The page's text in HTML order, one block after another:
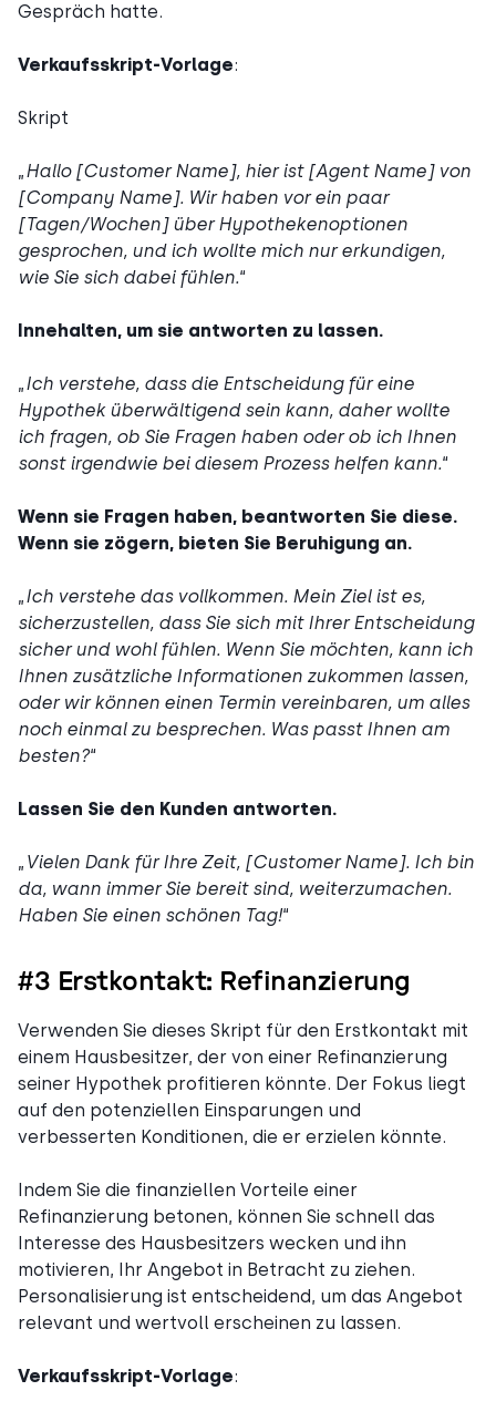
Gespräch hatte.
Verkaufsskript-Vorlage:
Skript
„Hallo [Customer Name], hier ist [Agent Name] von
[Company Name]. Wir haben vor ein paar
[Tagen/Wochen] über Hypothekenoptionen
gesprochen, und ich wollte mich nur erkundigen,
wie Sie sich dabei fühlen.“
Innehalten, um sie antworten zu lassen.
„Ich verstehe, dass die Entscheidung für eine
Hypothek überwältigend sein kann, daher wollte
ich fragen, ob Sie Fragen haben oder ob ich Ihnen
sonst irgendwie bei diesem Prozess helfen kann.“
Wenn sie Fragen haben, beantworten Sie diese.
Wenn sie zögern, bieten Sie Beruhigung an.
„Ich verstehe das vollkommen. Mein Ziel ist es,
sicherzustellen, dass Sie sich mit Ihrer Entscheidung
sicher und wohl fühlen. Wenn Sie möchten, kann ich
Ihnen zusätzliche Informationen zukommen lassen,
oder wir können einen Termin vereinbaren, um alles
noch einmal zu besprechen. Was passt Ihnen am
besten?“
Lassen Sie den Kunden antworten.
„ Vielen Dank für Ihre Zeit, [Customer Name]. Ich bin
da, wann immer Sie bereit sind, weiterzumachen.
Haben Sie einen schönen Tag!“
#3 Erstkontakt: Refinanzierung
Verwenden Sie dieses Skript für den Erstkontakt mit
einem Hausbesitzer, der von einer Refinanzierung
seiner Hypothek profitieren könnte. Der Fokus liegt
auf den potenziellen Einsparungen und
verbesserten Konditionen, die er erzielen könnte.
Indem Sie die finanziellen Vorteile einer
Refinanzierung betonen, können Sie schnell das
Interesse des Hausbesitzers wecken und ihn
motivieren, Ihr Angebot in Betracht zu ziehen.
Personalisierung ist entscheidend, um das Angebot
relevant und wertvoll erscheinen zu lassen.
Verkaufsskript-Vorlage: